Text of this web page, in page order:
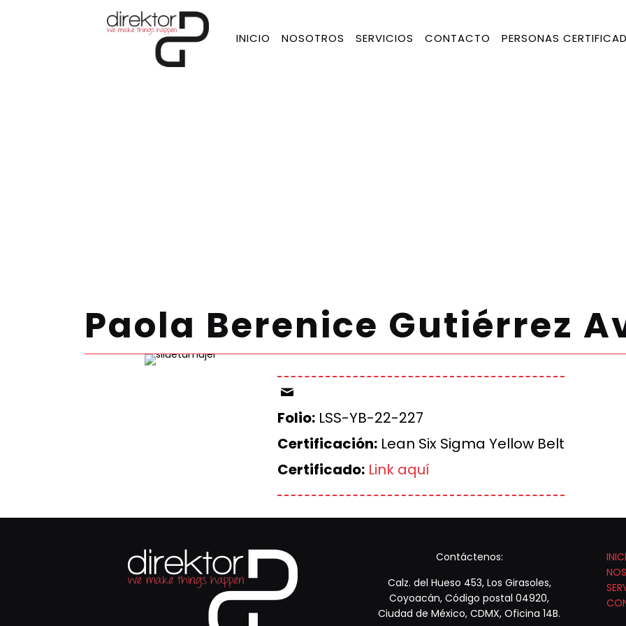
INICIO NOSOTROS SERVICIOS CONTACTO PERSONAS
Paola Berenice Gutiérrez
Folio:LSS-YB-22-227
Certificación:Lean Six Sigma Yellow Belt
Certificado: Link aquí
Contáctenos:
Calz. del Hueso 453, Los Girasoles,
Coyoacán, Código postal 04920,
Ciudad de México, CDMX, Oficina 14B.